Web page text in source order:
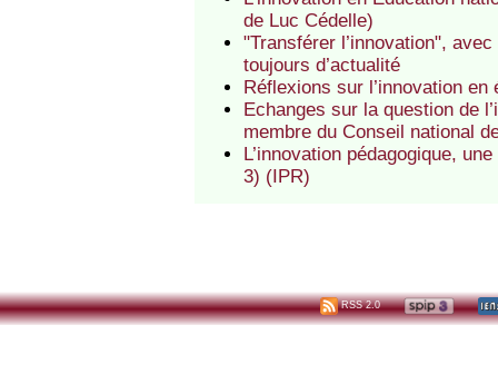
de Luc Cédelle)
"Transférer l’innovation",
toujours d’actualité
Réflexions sur l’innovation en
Echanges sur la question de
membre du Conseil national
L’innovation pédagogique,
3) (IPR)
RSS 2.0